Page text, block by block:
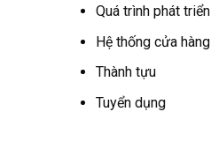
Quá trình phát triển
Hệ thống cửa hàng
Thành tựu
Tuyển dụng